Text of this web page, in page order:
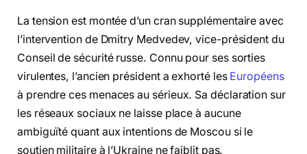
La tension est montée d’un cran supplémentaire avec
l’intervention de Dmitry Medvedev, vice-président du
Conseil de sécurité russe. Connu pour ses sorties
virulentes, l’ancien président a exhorté les Européens
à prendre ces menaces au sérieux. Sa déclaration sur
les réseaux sociaux ne laisse place à aucune
ambiguïté quant aux intentions de Moscou si le
soutien militaire à l’Ukraine ne faiblit pas.